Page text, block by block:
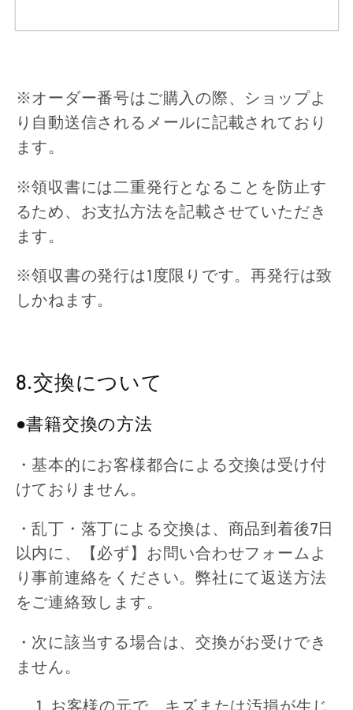
※オーダー番号はご購入の際、ショップよ
り自動送信されるメールに記載されており
ます。
※領収書には二重発行となることを防止す
るため、お支払方法を記載させていただき
ます。
※領収書の発行は1度限りです。再発行は致
しかねます。
8.交換について
●書籍交換の方法
・基本的にお客様都合による交換は受け付
けておりません。
・乱丁・落丁による交換は、商品到着後7日
以内に、【必ず】お問い合わせフォームよ
り事前連絡をください。弊社にて返送方法
をご連絡致します。
・次に該当する場合は、交換がお受けでき
ません。
お客様の元で、キズまたは汚損が生じ